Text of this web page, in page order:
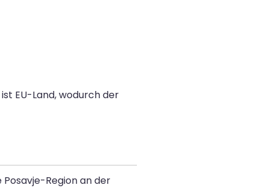
ist EU-Land, wodurch der
Region an der